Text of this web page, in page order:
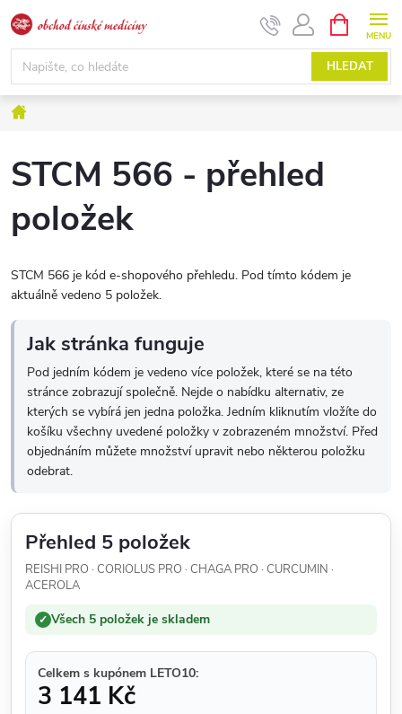
Přejít
na
obsah
HLEDAT
NÁKUPNÍ
KOŠÍK
Domů
STCM 566 - přehled
položek
STCM 566 je kód e-shopového přehledu. Pod tímto kódem je
aktuálně vedeno 5 položek.
Jak stránka funguje
Pod jedním kódem je vedeno více položek, které se na této
stránce zobrazují společně. Nejde o nabídku alternativ, ze
kterých se vybírá jen jedna položka. Jedním kliknutím vložíte do
košíku všechny uvedené položky v zobrazeném množství. Před
objednáním můžete množství upravit nebo některou položku
odebrat.
Přehled 5 položek
REISHI PRO · CORIOLUS PRO · CHAGA PRO · CURCUMIN ·
ACEROLA
✓ Všech 5 položek je skladem
Celkem s kupónem LETO10:
3 141 Kč